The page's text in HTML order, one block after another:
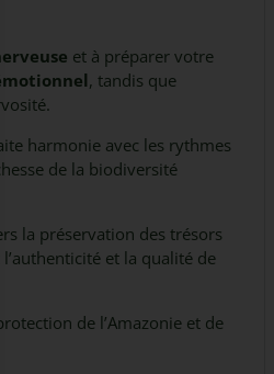
et à préparer votre
, tandis que
harmonie avec les rythmes
de la biodiversité
la préservation des trésors
et la qualité de
de l’Amazonie et de